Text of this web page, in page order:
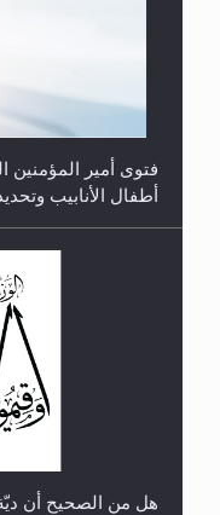
رأيٌ في لغة المسيح
فتوى أمير المؤمنين
أطفال الأنابيب
هل من الصحيح أن
الرجل المقتول؟